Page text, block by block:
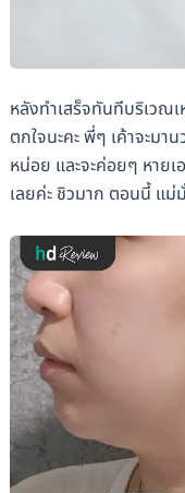
หลังทำเสร็จทันทีบริเวณ
ตกใจนะคะ พี่ๆ เค้าจะม
หน่อย และจะค่อยๆ หาย
เลยค่ะ ชิวมาก ตอนนี้ แ